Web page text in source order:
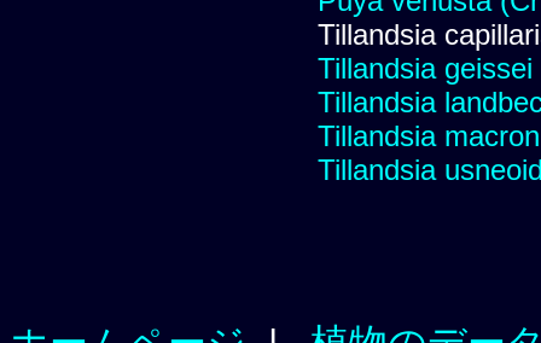
Tillandsia
Tillandsia geissei
Tillandsia
Tillandsia
Tillandsia